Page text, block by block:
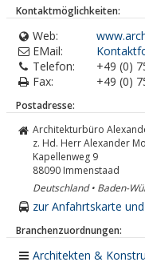
Kontaktmöglichkeiten:
Web:
EMail:
Telefon:
+49 (0)
Fax:
+49 (0)
Postadresse:
Architekturbüro
z. Hd. Herr Alexander
Kapellenweg 9
88090 Immenstaad
Deutschland • Baden-
zur Anfahrtskarte
Branchenzuordnungen:
Architekten &